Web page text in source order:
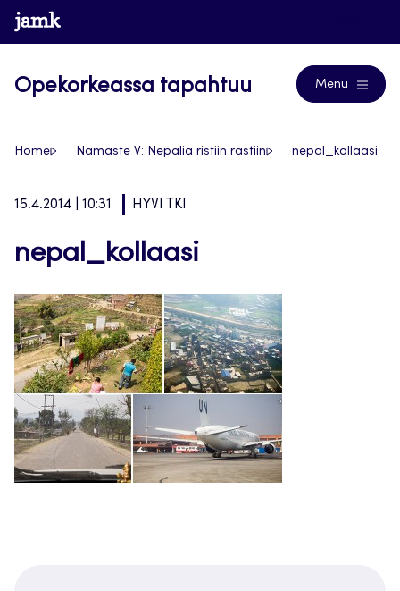
Siirry
suoraan
www.jamk.fi
Opekorkeassa tapahtuu Menu
Home Namaste V: Nepalia ristiin rastiin nepal_kollaasi
15.4.2014 | 10:31 HYVI TKI
nepal_kollaasi